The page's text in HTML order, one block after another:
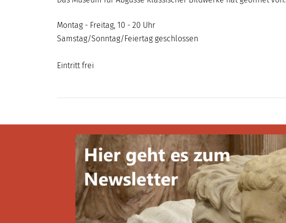
Montag - Freitag, 10 - 20 Uhr
Samstag/Sonntag/Feiertag geschlossen
Eintritt frei